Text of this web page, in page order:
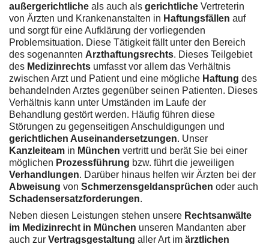
außergerichtliche als auch als gerichtliche Vertreterin
von Ärzten und Krankenanstalten in Haftungsfällen auf
und sorgt für eine Aufklärung der vorliegenden
Problemsituation. Diese Tätigkeit fällt unter den Bereich
des sogenannten Arzthaftungsrechts. Dieses Teilgebiet
des Medizinrechts umfasst vor allem das Verhältnis
zwischen Arzt und Patient und eine mögliche Haftung des
behandelnden Arztes gegenüber seinen Patienten. Dieses
Verhältnis kann unter Umständen im Laufe der
Behandlung gestört werden. Häufig führen diese
Störungen zu gegenseitigen Anschuldigungen und
gerichtlichen Auseinandersetzungen. Unser
Kanzleiteam in München vertritt und berät Sie bei einer
möglichen Prozessführung bzw. führt die jeweiligen
Verhandlungen. Darüber hinaus helfen wir Ärzten bei der
Abweisung von Schmerzensgeldansprüchen oder auch
Schadensersatzforderungen.
Neben diesen Leistungen stehen unsere Rechtsanwälte
im Medizinrecht in München unseren Mandanten aber
auch zur Vertragsgestaltung aller Art im ärztlichen